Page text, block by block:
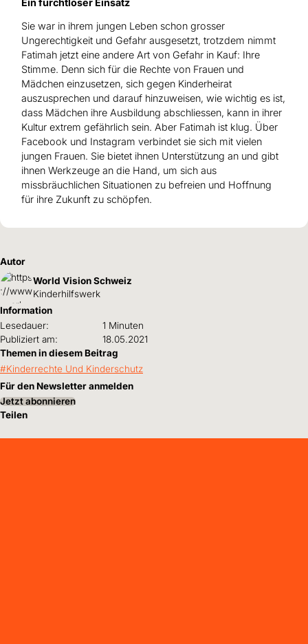
Ein furchtloser Einsatz
Sie war in ihrem jungen Leben schon grosser
Ungerechtigkeit und Gefahr ausgesetzt, trotzdem nimmt
Fatimah jetzt eine andere Art von Gefahr in Kauf: Ihre
Stimme. Denn sich für die Rechte von Frauen und
Mädchen einzusetzen, sich gegen Kinderheirat
auszusprechen und darauf hinzuweisen, wie wichtig es ist,
dass Mädchen ihre Ausbildung abschliessen, kann in ihrer
Kultur extrem gefährlich sein. Aber Fatimah ist klug. Über
Facebook und Instagram verbindet sie sich mit vielen
jungen Frauen. Sie bietet ihnen Unterstützung an und gibt
ihnen Werkzeuge an die Hand, um sich aus
missbräuchlichen Situationen zu befreien und Hoffnung
für ihre Zukunft zu schöpfen.
Autor
World Vision Schweiz
Kinderhilfswerk
Information
Lesedauer:
1 Minuten
Publiziert am:
18.05.2021
Themen in diesem Beitrag
Kinderrechte Und Kinderschutz
Für den Newsletter anmelden
Jetzt abonnieren
Teilen